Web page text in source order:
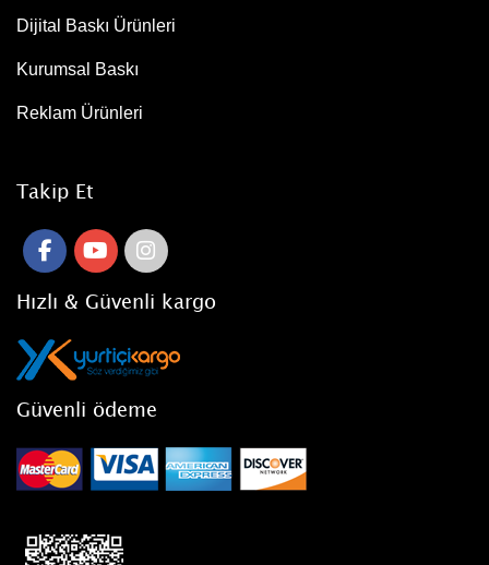
Dijital Baskı Ürünleri
Kurumsal Baskı
Reklam Ürünleri
Takip Et
Hızlı & Güvenli kargo
Güvenli ödeme